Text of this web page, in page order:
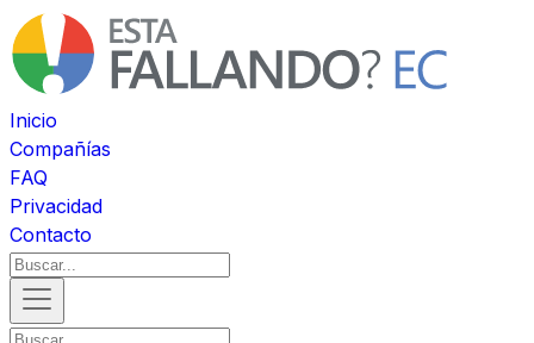
Inicio
Compañías
FAQ
Privacidad
Contacto